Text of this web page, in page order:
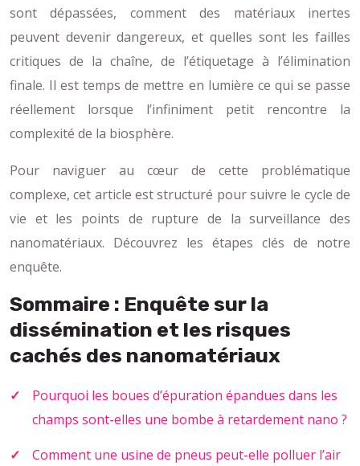
sont dépassées, comment des matériaux inertes
peuvent devenir dangereux, et quelles sont les failles
critiques de la chaîne, de l’étiquetage à l’élimination
finale. Il est temps de mettre en lumière ce qui se passe
réellement lorsque l’infiniment petit rencontre la
complexité de la biosphère.
Pour naviguer au cœur de cette problématique
complexe, cet article est structuré pour suivre le cycle de
vie et les points de rupture de la surveillance des
nanomatériaux. Découvrez les étapes clés de notre
enquête.
Sommaire : Enquête sur la
dissémination et les risques
cachés des nanomatériaux
Pourquoi les boues d’épuration épandues dans les
champs sont-elles une bombe à retardement nano ?
Comment une usine de pneus peut-elle polluer l’air